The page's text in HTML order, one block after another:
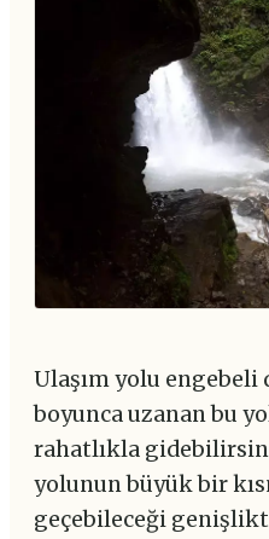
Ulaşım yolu engebeli
boyunca uzanan bu
rahatlıkla
yolunun büyük bir
geçebileceği